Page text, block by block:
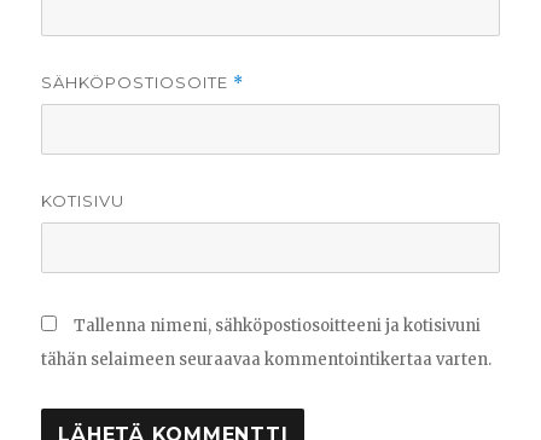
SÄHKÖPOSTIOSOITE *
KOTISIVU
Tallenna nimeni, sähköpostiosoitteeni ja kotisivuni
tähän selaimeen seuraavaa kommentointikertaa varten.